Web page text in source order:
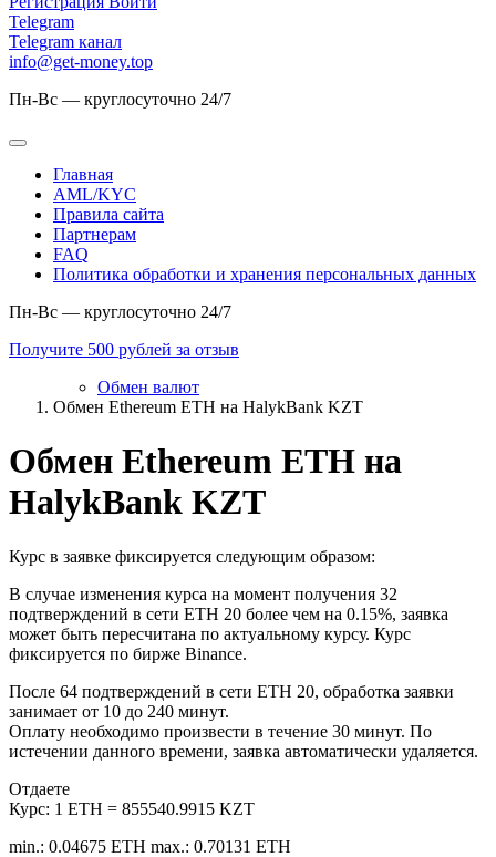
Telegram
Telegram канал
info@get-money.top
Пн-Вс — круглосуточно 24/7
Главная
AML/KYC
Правила сайта
Партнерам
FAQ
Политика обработки и хранения персональных данных
Пн-Вс — круглосуточно 24/7
Получите 500 рублей за отзыв
Обмен валют
Обмен Ethereum ETH на HalykBank KZT
Обмен Ethereum ETH на
HalykBank KZT
Курс в заявке фиксируется следующим образом:
В случае изменения курса на момент получения 32
подтверждений в сети ETH 20 более чем на 0.15%, заявка
может быть пересчитана по актуальному курсу. Курс
фиксируется по бирже Binance.
После 64 подтверждений в сети ETH 20, обработка заявки
занимает от 10 до 240 минут.
Оплату необходимо произвести в течение 30 минут. По
истечении данного времени, заявка автоматически удаляется.
Отдаете
Курс: 1 ETH = 855540.9915 KZT
min.: 0.04675 ETH max.: 0.70131 ETH